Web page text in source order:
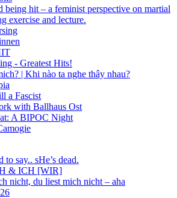
being hit – a feminist perspective on martial
exercise and lecture.
- Greatest Hits!
| Khi nào ta nghe thây nhau?
a Fascist
with Ballhaus Ost
A BIPOC Night
to say.. sHe’s dead.
& ICH [WIR]
nicht, du liest mich nicht – aha